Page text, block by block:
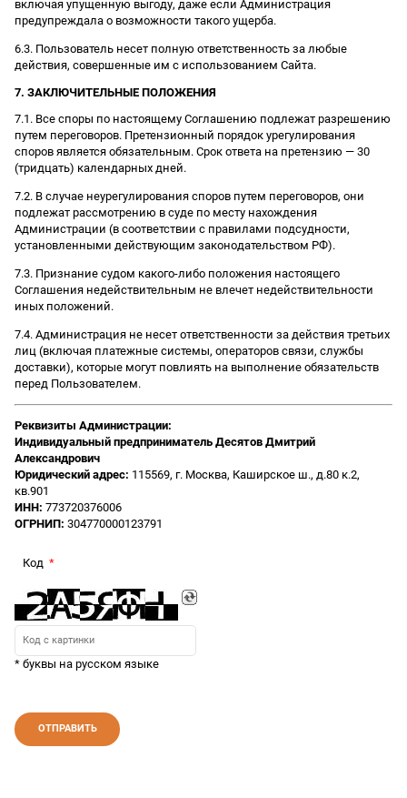
включая упущенную выгоду, даже если Администрация
предупреждала о возможности такого ущерба.
6.3. Пользователь несет полную ответственность за любые
действия, совершенные им с использованием Сайта.
7. ЗАКЛЮЧИТЕЛЬНЫЕ ПОЛОЖЕНИЯ
7.1. Все споры по настоящему Соглашению подлежат разрешению
путем переговоров. Претензионный порядок урегулирования
споров является обязательным. Срок ответа на претензию — 30
(тридцать) календарных дней.
7.2. В случае неурегулирования споров путем переговоров, они
подлежат рассмотрению в суде по месту нахождения
Администрации (в соответствии с правилами подсудности,
установленными действующим законодательством РФ).
7.3. Признание судом какого-либо положения настоящего
Соглашения недействительным не влечет недействительности
иных положений.
7.4. Администрация не несет ответственности за действия третьих
лиц (включая платежные системы, операторов связи, службы
доставки), которые могут повлиять на выполнение обязательств
перед Пользователем.
Реквизиты Администрации:
Индивидуальный предприниматель Десятов Дмитрий
Александрович
Юридический адрес: 115569, г. Москва, Каширское ш., д.80 к.2,
кв.901
ИНН: 773720376006
ОГРНИП: 304770000123791
Код
* буквы на русском языке